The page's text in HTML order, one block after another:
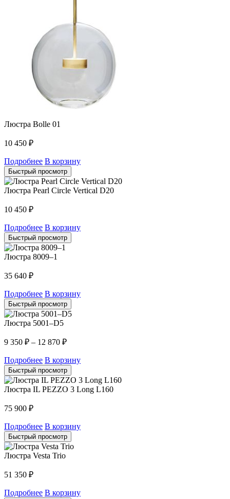
Люстра Bolle 01
10 450 ₽
Подробнее В корзину
Быстрый просмотр
Люстра Pearl Circle Vertical D20
10 450 ₽
Подробнее В корзину
Быстрый просмотр
Люстра 8009–1
35 640 ₽
Подробнее В корзину
Быстрый просмотр
Люстра 5001–D5
9 350 ₽ – 12 870 ₽
Подробнее В корзину
Быстрый просмотр
Люстра IL PEZZO 3 Long L160
75 900 ₽
Подробнее В корзину
Быстрый просмотр
Люстра Vesta Trio
51 350 ₽
Подробнее В корзину